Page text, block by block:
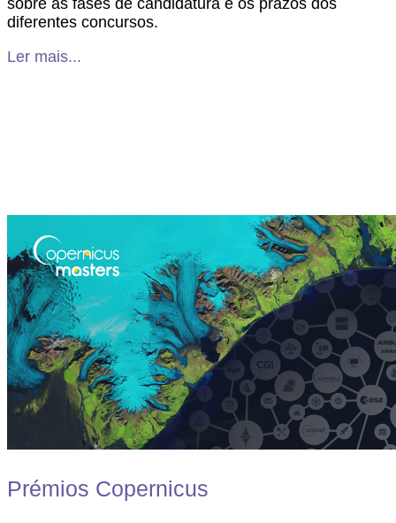
sobre as fases de candidatura e os prazos dos
diferentes concursos.
Ler mais...
Prémios Copernicus